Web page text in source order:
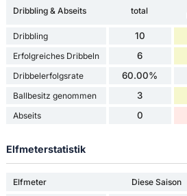
Dribbling & Abseits total
Dribbling 10
Erfolgreiches Dribbeln 6
Dribbelerfolgsrate 60.00%
Ballbesitz genommen 3
Abseits 0
Elfmeterstatistik
Elfmeter Diese Saison